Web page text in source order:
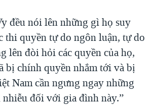
đều nói lên những gì họ suy
thi quyền tự do ngôn luận, tự do
lên đòi hỏi các quyền của họ,
bị chính quyền nhắm tới và bị
Nam cần ngưng ngay những
nhiễu đối với gia đình này.”